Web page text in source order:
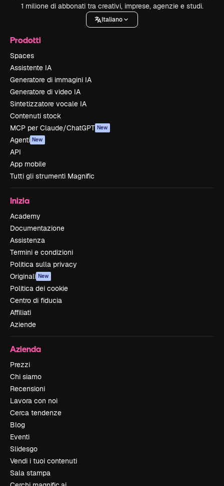
1 milione di abbonati tra creativi, imprese, agenzie e studi.
Italiano
Prodotti
Spaces
Assistente IA
Generatore di immagini IA
Generatore di video IA
Sintetizzatore vocale IA
Contenuti stock
MCP per Claude/ChatGPT New
Agenti New
API
App mobile
Tutti gli strumenti Magnific
Inizia
Academy
Documentazione
Assistenza
Termini e condizioni
Politica sulla privacy
Originali New
Politica dei cookie
Centro di fiducia
Affiliati
Aziende
Azienda
Prezzi
Chi siamo
Recensioni
Lavora con noi
Cerca tendenze
Blog
Eventi
Slidesgo
Vendi i tuoi contenuti
Sala stampa